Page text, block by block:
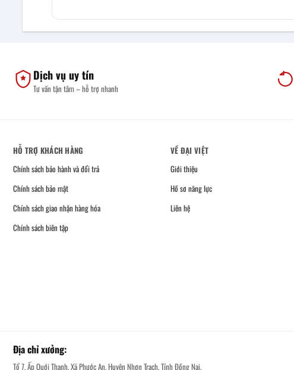
Dịch vụ uy tín
Tư vấn tận tâm – hỗ trợ nhanh
HỖ TRỢ KHÁCH HÀNG
Chính sách bảo hành và đổi trả
Chính sách bảo mật
Chính sách giao nhận hàng hóa
Chính sách biên tập
VỀ ĐẠI VIỆT
Giới thiệu
Hồ sơ năng lực
Liên hệ
Địa chỉ xưởng:
Tổ 7, Ấp Quới Thạnh, Xã Phước An, Huyện Nhơn Trạch, Tỉnh Đồng Nai.